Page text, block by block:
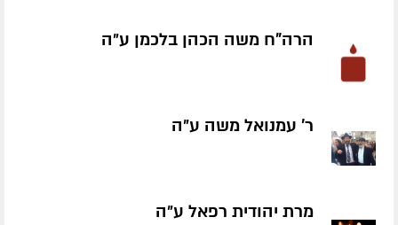
הרה"ח משה הכהן בלכמן ע״ה
ר' עמנואל משה ע״ה
מרת יהודית רפאל ע״ה